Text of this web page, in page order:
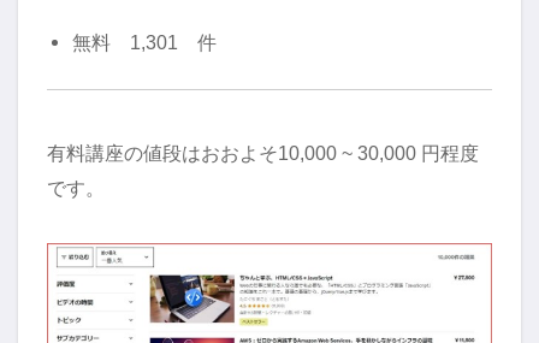
無料 1,301 件
有料講座の値段はおおよそ10,000 ~ 30,000 円程度
です。